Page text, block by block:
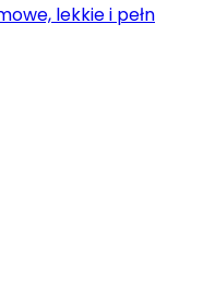
lekkie i pełn